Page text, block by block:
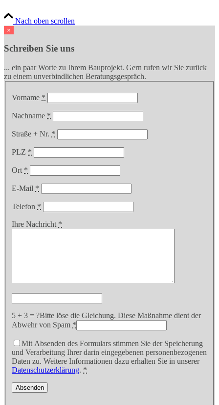
Nach oben scrollen
×
Schreiben Sie uns
... ein paar Worte zu Ihrem Bauprojekt. Gern rufen wir Sie zurück
zu einem unverbindlichen Beratungsgespräch.
Vorname *
Nachname *
Straße + Nr. *
PLZ *
Ort *
E-Mail *
Telefon *
Ihre Nachricht *
5 + 3 = ?Bitte löse die Gleichung. Diese Maßnahme dient der
Abwehr von Spam *
Mit Absenden des Formulars stimmen Sie der Speicherung
und Verarbeitung Ihrer darin eingegebenen personenbezogenen
Daten zu. Weitere Informationen dazu erhalten Sie in unserer
Datenschutzerklärung. *